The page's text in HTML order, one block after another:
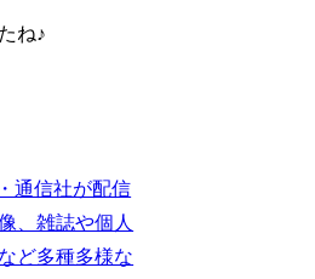
ね♪
通信社が配信
、雑誌や個人
ど多種多様な